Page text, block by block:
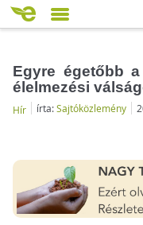
Egyre égetőbb
élelmezési
Hír írta:Sajtóközlemény